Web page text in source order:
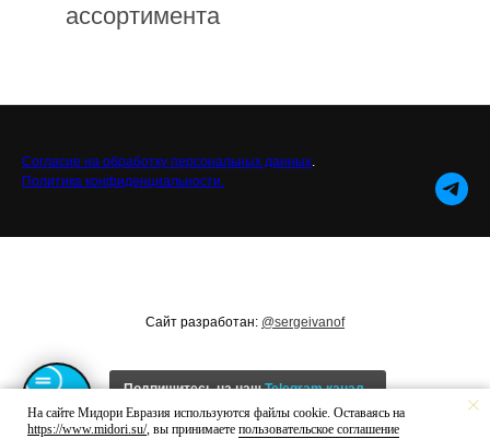
Подпишитесь на нашTelegram канал
- чтобы узнавать актуальные новости
ассортимента
На сайте Мидори Евразия используются файлы cookie. Оставаясь на
https://www.midori.su/, вы принимаете пользовательское соглашение
Согласие на обработку персональных данных
Политика конфиденциальности.
Сайт разработан: @sergeivanof